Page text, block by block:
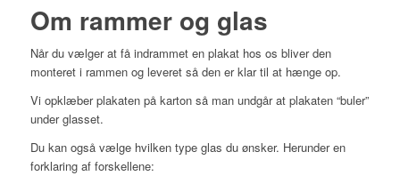
Om rammer og glas
Når du vælger at få indrammet en plakat hos os bliver den
monteret i rammen og leveret så den er klar til at hænge op.
Vi opklæber plakaten på karton så man undgår at plakaten “buler”
under glasset.
Du kan også vælge hvilken type glas du ønsker. Herunder en
forklaring af forskellene: